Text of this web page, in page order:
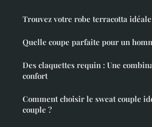
Trouvez votre robe terracotta idéale
Quelle coupe parfaite pour un
Des claquettes requin : Une
confort
Comment choisir le sweat couple
couple ?